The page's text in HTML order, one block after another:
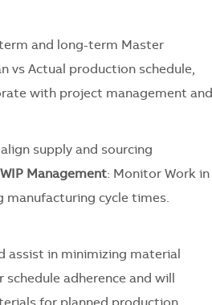
and long-term Master
vs Actual production schedule,
with project management and
supply and sourcing
WIP Management: Monitor Work in
manufacturing cycle times.
assist in minimizing material
adherence and will